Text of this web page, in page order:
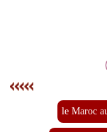
بيئة
le Maroc